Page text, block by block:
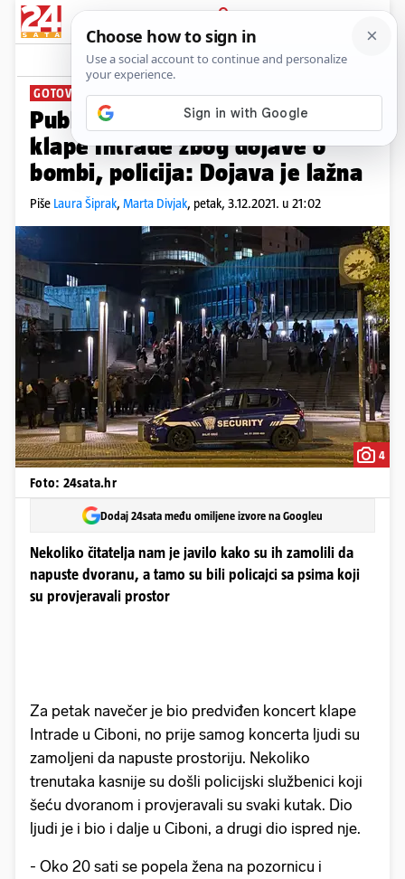
PRIJAVA
News Komentari
GOTOVA DRAMA U CIBONI
Publiku evakuirali s koncerta
klape Intrade zbog dojave o
bombi, policija: Dojava je lažna
Piše Laura Šiprak, Marta Divjak, petak, 3.12.2021. u 21:02
4
Foto: 24sata.hr
Dodaj 24sata među omiljene izvore na Googleu
Nekoliko čitatelja nam je javilo kako su ih zamolili da
napuste dvoranu, a tamo su bili policajci sa psima koji
su provjeravali prostor
Za petak navečer je bio predviđen koncert klape
Intrade u Ciboni, no prije samog koncerta ljudi su
zamoljeni da napuste prostoriju. Nekoliko
trenutaka kasnije su došli policijski službenici koji
šeću dvoranom i provjeravali su svaki kutak. Dio
ljudi je i bio i dalje u Ciboni, a drugi dio ispred nje.
- Oko 20 sati se popela žena na pozornicu i